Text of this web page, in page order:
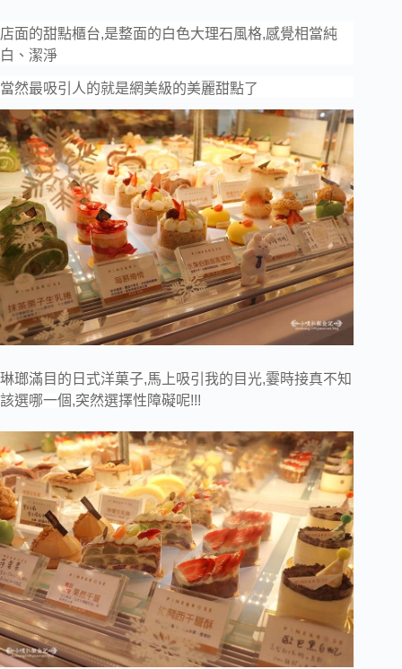
店面的甜點櫃台,是整面的白色大理石風格,感覺相當純
白、潔淨
當然最吸引人的就是網美級的美麗甜點了
琳瑯滿目的日式洋菓子,馬上吸引我的目光,霎時接真不知
該選哪一個,突然選擇性障礙呢!!!